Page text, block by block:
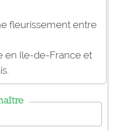
fleurissement entre
en Ile-de-France et